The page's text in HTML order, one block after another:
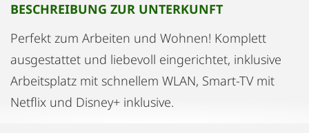
BESCHREIBUNG ZUR UNTERKUNFT
Perfekt zum Arbeiten und Wohnen! Komplett
ausgestattet und liebevoll eingerichtet, inklusive
Arbeitsplatz mit schnellem WLAN, Smart-TV mit
Netflix und Disney+ inklusive.